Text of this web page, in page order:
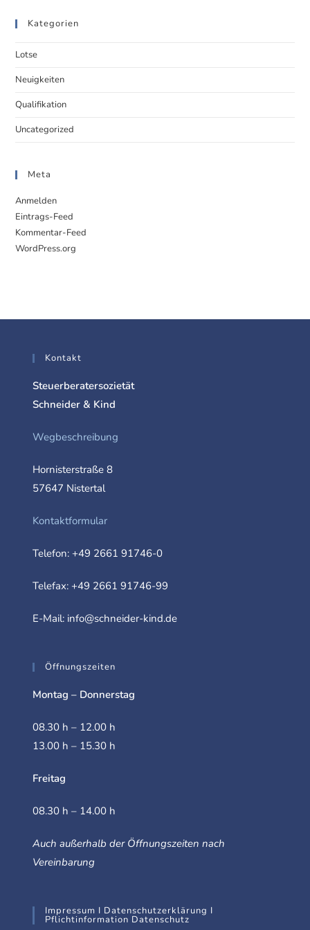
Kategorien
Lotse
Neuigkeiten
Qualifikation
Uncategorized
Meta
Anmelden
Eintrags-Feed
Kommentar-Feed
WordPress.org
Kontakt
Steuerberatersozietät
Schneider & Kind
Wegbeschreibung
Hornisterstraße 8
57647 Nistertal
Kontaktformular
Telefon: +49 2661 91746-0
Telefax: +49 2661 91746-99
E-Mail: info@schneider-kind.de
Öffnungszeiten
Montag – Donnerstag
08.30 h – 12.00 h
13.00 h – 15.30 h
Freitag
08.30 h – 14.00 h
Auch außerhalb der Öffnungszeiten nach
Vereinbarung
Impressum I Datenschutzerklärung I
Pflichtinformation Datenschutz